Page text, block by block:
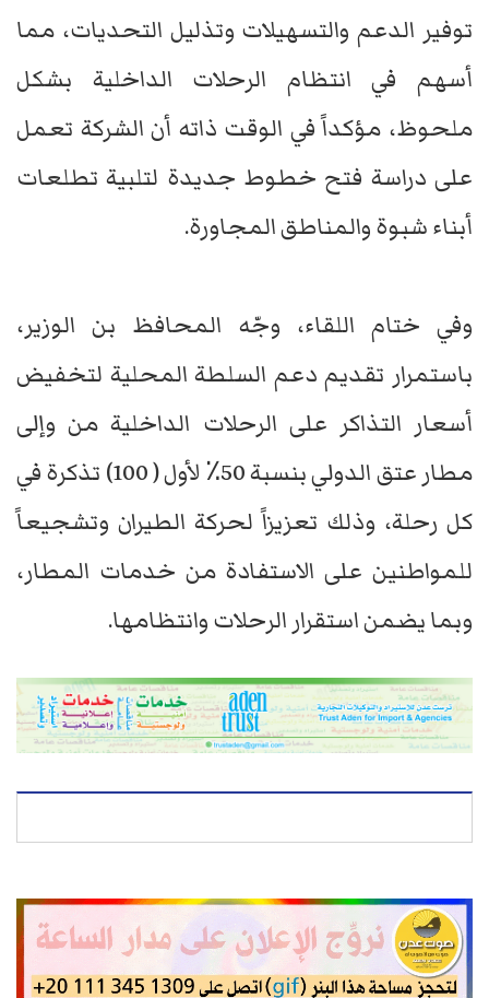
توفير الدعم والتسهيلات وتذليل التحديات، مما
أسهم في انتظام الرحلات الداخلية بشكل
ملحوظ، مؤكداً في الوقت ذاته أن الشركة تعمل
على دراسة فتح خطوط جديدة لتلبية تطلعات
أبناء شبوة والمناطق المجاورة.
وفي ختام اللقاء، وجّه المحافظ بن الوزير،
باستمرار تقديم دعم السلطة المحلية لتخفيض
أسعار التذاكر على الرحلات الداخلية من وإلى
مطار عتق الدولي بنسبة 50٪ لأول ( 100) تذكرة في
كل رحلة، وذلك تعزيزاً لحركة الطيران وتشجيعاً
للمواطنين على الاستفادة من خدمات المطار،
وبما يضمن استقرار الرحلات وانتظامها.